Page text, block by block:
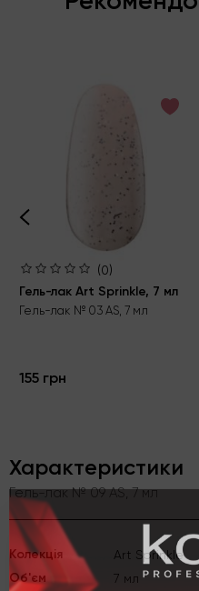
(0)
Гель-лак Art Sprinkle, 7 мл
Гель-лак № 03 AS, 7 мл
155 грн
Характеристики
Гель-лак № 09 AS, 7 мл
Kолекція Art Sprinkle
Об'єм 7 мл